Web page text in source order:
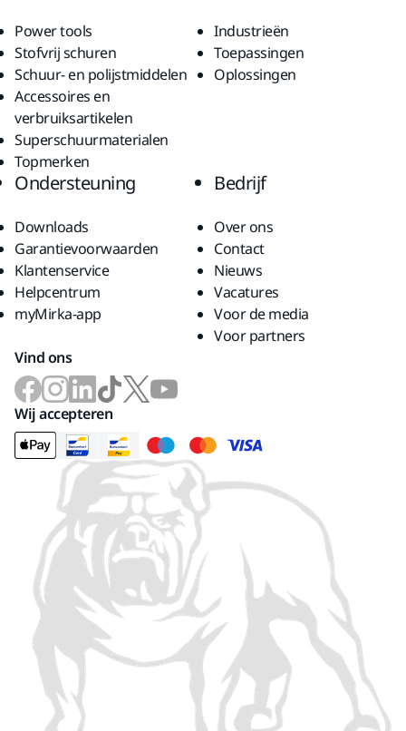
Power tools
Stofvrij schuren
Schuur- en polijstmiddelen
Accessoires en
verbruiksartikelen
Superschuurmaterialen
Topmerken
Industrieën
Toepassingen
Oplossingen
Ondersteuning
Downloads
Garantievoorwaarden
Klantenservice
Helpcentrum
myMirka-app
Bedrijf
Over ons
Contact
Nieuws
Vacatures
Voor de media
Voor partners
Vind ons
Wij accepteren